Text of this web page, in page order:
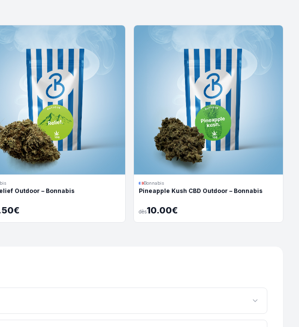
Outdoor – Bonnabis
Bonnabis
Pineapple Kush CBD Outdoor – Bonnabis
dès10.00€
par Bonnabis, producteur français spécialisé dans la culture naturelle en